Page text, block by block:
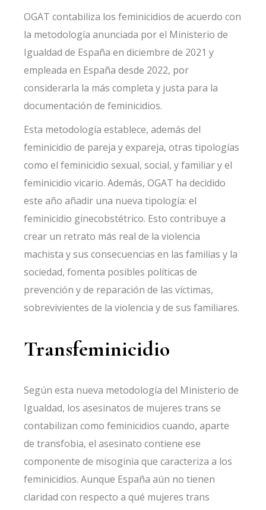
OGAT contabiliza los feminicidios de acuerdo con
la metodología anunciada por el Ministerio de
Igualdad de España en diciembre de 2021 y
empleada en España desde 2022, por
considerarla la más completa y justa para la
documentación de feminicidios.
Esta metodologíaestablece, además del
feminicidio de pareja y expareja, otras tipologías
como el feminicidio sexual, social, y familiar y el
feminicidio vicario. Además, OGAT ha decidido
este año añadir una nueva tipología: el
feminicidio ginecobstétrico. Esto contribuye a
crear un retrato más real de la violencia
machista y sus consecuencias en las familias y la
sociedad, fomenta posibles políticas de
prevención y de reparación de las víctimas,
sobrevivientes de la violencia y de sus familiares.
Transfeminicidio
Según esta nueva metodología del Ministerio de
Igualdad, los asesinatos de mujeres trans se
contabilizan como feminicidios cuando, aparte
de transfobia, el asesinato contiene ese
componente de misoginia que caracteriza a los
feminicidios. Aunque España aún no tienen
claridad con respecto a qué mujeres trans